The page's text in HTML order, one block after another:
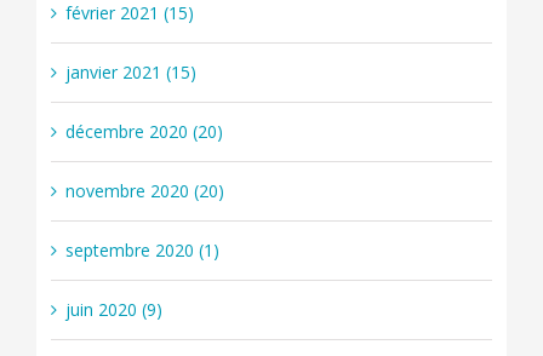
février 2021 (15)
janvier 2021 (15)
décembre 2020 (20)
novembre 2020 (20)
septembre 2020 (1)
juin 2020 (9)